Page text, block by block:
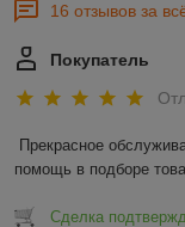
16 отзывов за
Покупатель
Прекрасное
помощь в подборе
Сделка